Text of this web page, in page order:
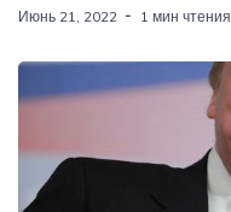
Июнь 21, 2022 1 мин чтения